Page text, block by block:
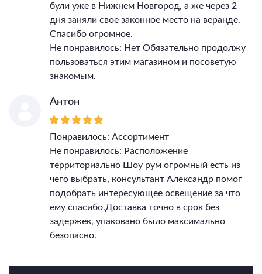
були уже в Нижнем Новгород, а же через 2
дня заняли свое законное место на веранде.
Спасибо огромное.
Не понравилось: Нет Обязательно продолжу
пользоваться этим магазином и посоветую
знакомым.
Антон
Понравилось: Ассортимент
Не понравилось: Расположение
территориально Шоу рум огромный есть из
чего выбрать, консультант Александр помог
подобрать интересующее освещение за что
ему спасибо.Доставка точно в срок без
задержек, упаковано было максимально
безопасно.